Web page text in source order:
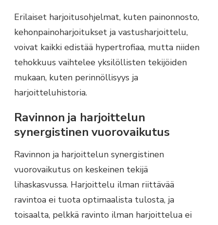
Erilaiset harjoitusohjelmat, kuten painonnosto,
kehonpainoharjoitukset ja vastusharjoittelu,
voivat kaikki edistää hypertrofiaa, mutta niiden
tehokkuus vaihtelee yksilöllisten tekijöiden
mukaan, kuten perinnöllisyys ja
harjoitteluhistoria.
Ravinnon ja harjoittelun
synergistinen vuorovaikutus
Ravinnon ja harjoittelun synergistinen
vuorovaikutus on keskeinen tekijä
lihaskasvussa. Harjoittelu ilman riittävää
ravintoa ei tuota optimaalista tulosta, ja
toisaalta, pelkkä ravinto ilman harjoittelua ei